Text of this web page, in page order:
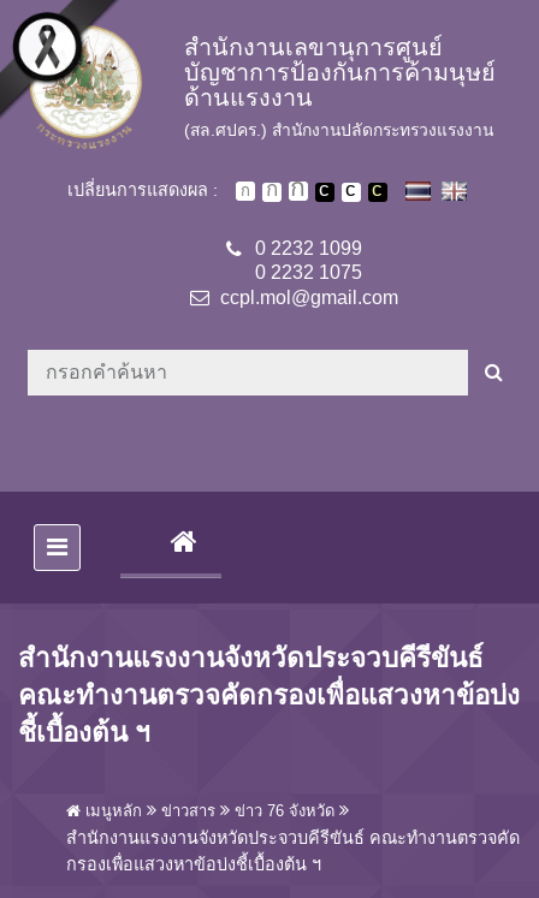
Skip to main content
สำนักงานเลขานุการศูนย์
บัญชาการป้องกันการค้ามนุษย์
ด้านแรงงาน
(สล.ศปคร.) สำนักงานปลัดกระทรวงแรงงาน
เปลี่ยนการแสดงผล :
0 2232 1099
0 2232 1075
ccpl.mol@gmail.com
(CURRENT)
สำนักงานแรงงานจังหวัดประจวบคีรีขันธ์
คณะทำงานตรวจคัดกรองเพื่อแสวงหาข้อบ่ง
ชี้เบื้องต้น ฯ
เมนูหลัก ข่าวสาร ข่าว 76 จังหวัด
สำนักงานแรงงานจังหวัดประจวบคีรีขันธ์ คณะทำงานตรวจคัด
กรองเพื่อแสวงหาข้อบ่งชี้เบื้องต้น ฯ